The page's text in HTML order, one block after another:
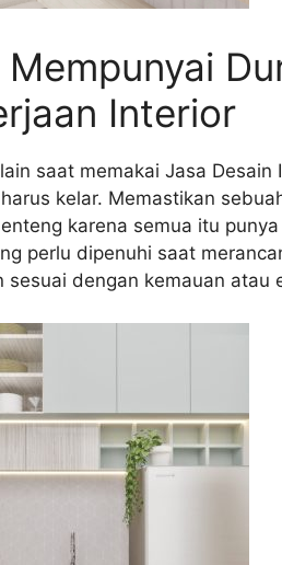
Interior
saat memakai Jasa
kelar. Memastikan
karena semua itu
perlu dipenuhi saat
sesuai dengan kemauan atau